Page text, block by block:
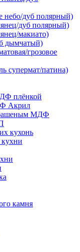
небо/дуб полярный)
дуб полярный)
макиато)
дымчатый)
грозовое
супермат/патина)
плёнкой
Акрил
МДФ
кухонь
камня